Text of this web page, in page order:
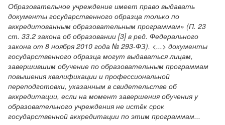
Образовательное учреждение имеет право выдавать
документы государственного образца только по
аккредитованным образовательным программам» (П. 23
ст. 33.2 закона об образовании [3] в ред. Федерального
закона от 8 ноября 2010 года № 293-ФЗ). <...> документы
государственного образца могут выдаваться лицам,
завершившим обучениепо образовательным программам
повышения квалификации и профессиональной
переподготовки, указанным в свидетельстве об
аккредитации, если на момент завершения обучения у
образовательного учреждения не истёк срок
государственной аккредитации по этим программам...